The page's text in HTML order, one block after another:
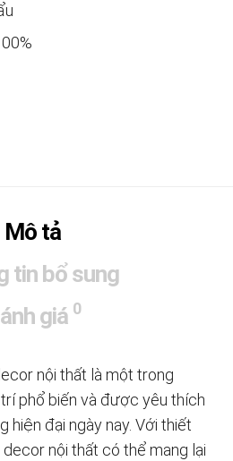
Mô tả
tin bổ sung
giá 0
nội thất là một trong
phổ biến và được yêu thích
hiện đại ngày nay. Với thiết
nội thất có thể mang lại